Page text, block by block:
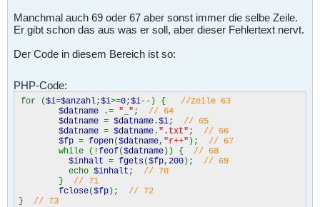
Manchmal auch 69 oder 67 aber sonst immer die selbe Zeile.
Er gibt schon das aus was er soll, aber dieser Fehlertext nervt.
Der Code in diesem Bereich ist so:
PHP-Code:
for ($i=$anzahl;$i>=0;$i--) { //Zeile 63
$datname
.= "_" ; // 64
$datname = $datname .$i; // 65
$datname = $datname . ".txt" ; // 66
$fp = fopen($datname, "r++" ); // 67
while (!feof($datname)) { // 68
$inhalt = fgets($fp, 200); // 69
echo $inhalt ; // 70
} // 71
fclose($fp); // 72
} // 73